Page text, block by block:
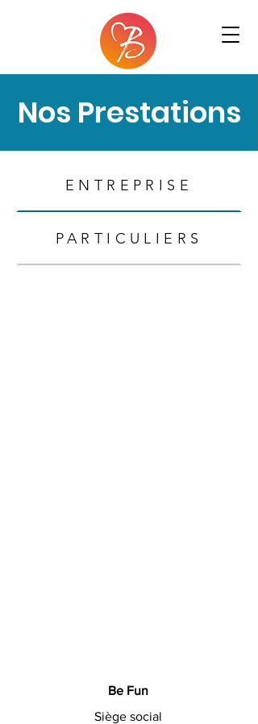
Nos Prestations
ENTREPRISE
PARTICULIERS
Be Fun
Siège social